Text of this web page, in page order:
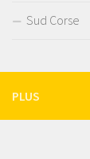
Sud Corse
PLUS